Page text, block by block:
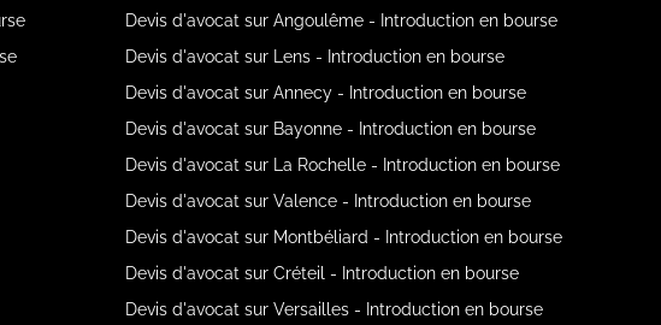
Devis d'avocat sur Angoulême - Introduction en bourse
Devis d'avocat sur Lens - Introduction en bourse
Devis d'avocat sur Annecy - Introduction en bourse
Devis d'avocat sur Bayonne - Introduction en bourse
Devis d'avocat sur La Rochelle - Introduction en bourse
Devis d'avocat sur Valence - Introduction en bourse
Devis d'avocat sur Montbéliard - Introduction en bourse
Devis d'avocat sur Créteil - Introduction en bourse
Devis d'avocat sur Versailles - Introduction en bourse